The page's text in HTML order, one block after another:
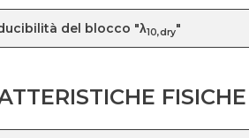
del blocco "λ10,dry"